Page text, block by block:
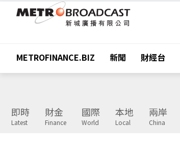
METROFINANCE.BIZ 新聞 財經台
即時
Latest
財金
Finance
國際
World
本地
Local
兩岸
China